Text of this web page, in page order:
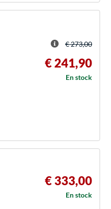
€ 273,00
€ 241,90
En stock
€ 333,00
En stock